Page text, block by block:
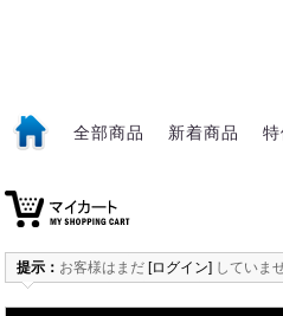
全部商品 新着商品
提示： お客様はまだ [ログイン] していま